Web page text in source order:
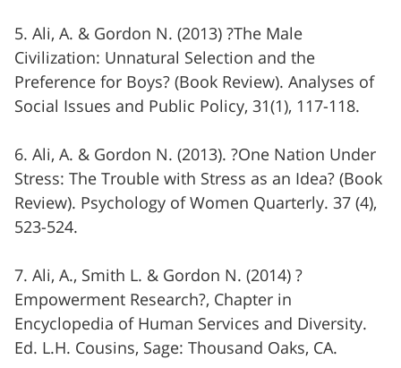
5. Ali, A. & Gordon N. (2013) ?The Male
Civilization: Unnatural Selection and the
Preference for Boys? (Book Review). Analyses of
Social Issues and Public Policy, 31(1), 117-118.
6. Ali, A. & Gordon N. (2013). ?One Nation Under
Stress: The Trouble with Stress as an Idea? (Book
Review). Psychology of Women Quarterly. 37 (4),
523-524.
7. Ali, A., Smith L. & Gordon N. (2014) ?
Empowerment Research?, Chapter in
Encyclopedia of Human Services and Diversity.
Ed. L.H. Cousins, Sage: Thousand Oaks, CA.